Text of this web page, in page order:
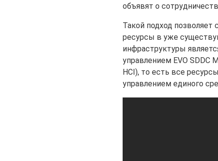
объявят о
Такой подход
ресурсы в уже
инфраструктуры
управлением EVO SDDC
HCI), то есть все
управлением единого